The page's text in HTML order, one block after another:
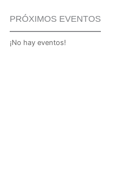
PRÓXIMOS EVENTOS
¡No hay eventos!